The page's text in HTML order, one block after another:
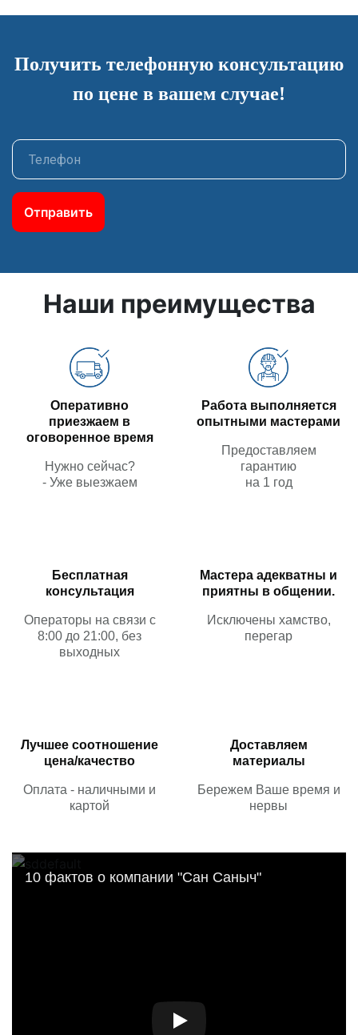
Наши преимущества
Оперативно
приезжаем в
оговоренное время
Нужно сейчас?
- Уже выезжаем
Работа выполняется
опытными мастерами
Предоставляем
гарантию
на 1 год
Бесплатная
консультация
Операторы на связи с
8:00 до 21:00, без
выходных
Мастера адекватны и
приятны в общении.
Исключены хамство,
перегар
Лучшее соотношение
цена/качество
Оплата - наличными и
картой
Доставляем
материалы
Бережем Ваше время и
нервы
10 фактов о компании "Сан Саныч"
Получить телефонную консультацию
по цене в вашем случае!
Отправить